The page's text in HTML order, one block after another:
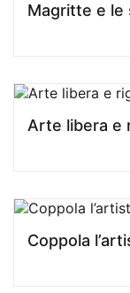
Magritte e le
Arte libera e
Coppola